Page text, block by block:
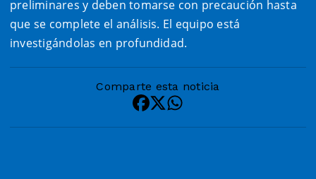
preliminares y deben tomarse con precaución hasta
que se complete el análisis. El equipo está
investigándolas en profundidad.
Comparte esta noticia